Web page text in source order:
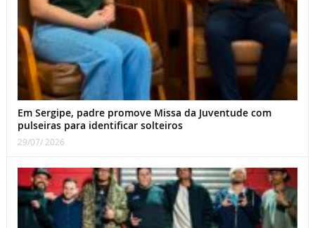
Em Sergipe, padre promove Missa da Juventude com
pulseiras para identificar solteiros
29/07/ 2026